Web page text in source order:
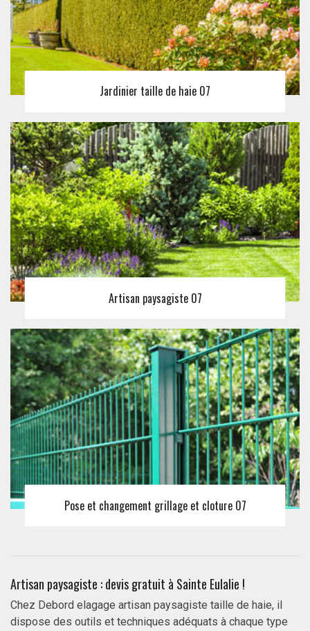
Jardinier taille de haie 07
Artisan paysagiste 07
Pose et changement grillage et cloture 07
Artisan paysagiste : devis gratuit à Sainte Eulalie !
Chez Debord elagage artisan paysagiste taille de haie, il
dispose des outils et techniques adéquats à chaque type